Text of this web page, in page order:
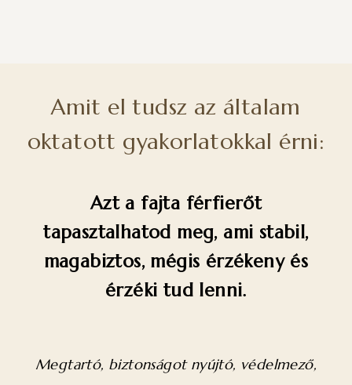
Amit el tudsz az általam
oktatott gyakorlatokkal érni:
Azt a fajta férfierőt
tapasztalhatod meg, ami stabil,
magabiztos, mégis érzékeny és
érzéki tud lenni.
Megtartó, biztonságot nyújtó, védelmező,